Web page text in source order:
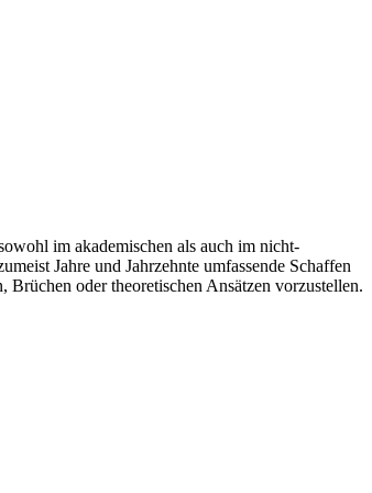
im akademischen als auch im nicht-
Jahre und Jahrzehnte umfassende Schaffen
oder theoretischen Ansätzen vorzustellen.